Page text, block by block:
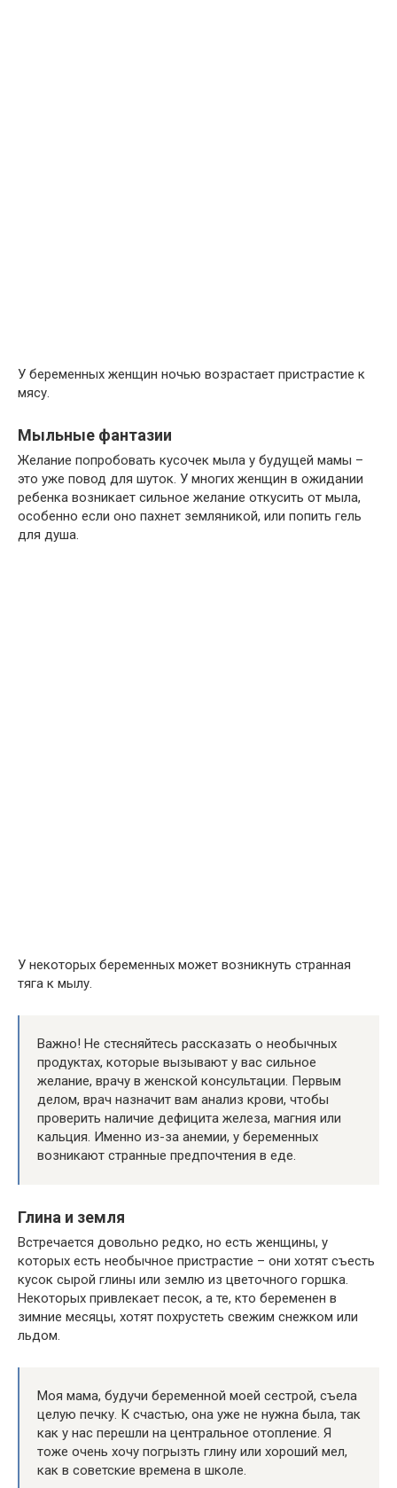
У беременных женщин ночью возрастает пристрастие к
мясу.
Мыльные фантазии
Желание попробовать кусочек мыла у будущей мамы –
это уже повод для шуток. У многих женщин в ожидании
ребенка возникает сильное желание откусить от мыла,
особенно если оно пахнет земляникой, или попить гель
для душа.
У некоторых беременных может возникнуть странная
тяга к мылу.
Важно! Не стесняйтесь рассказать о необычных
продуктах, которые вызывают у вас сильное
желание, врачу в женской консультации. Первым
делом, врач назначит вам анализ крови, чтобы
проверить наличие дефицита железа, магния или
кальция. Именно из-за анемии, у беременных
возникают странные предпочтения в еде.
Глина и земля
Встречается довольно редко, но есть женщины, у
которых есть необычное пристрастие – они хотят съесть
кусок сырой глины или землю из цветочного горшка.
Некоторых привлекает песок, а те, кто беременен в
зимние месяцы, хотят похрустеть свежим снежком или
льдом.
Моя мама, будучи беременной моей сестрой, съела
целую печку. К счастью, она уже не нужна была, так
как у нас перешли на центральное отопление. Я
тоже очень хочу погрызть глину или хороший мел,
как в советские времена в школе.